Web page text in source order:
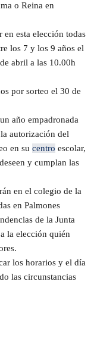
o Reina en
esta elección todas
los 7 y los 9 años el
abril a las 10.00h
por sorteo el 30 de
año empadronada
autorización del
en su centro escolar,
y cumplan las
en el colegio de la
en Palmones
de la Junta
la elección quién
los horarios y el día
las circunstancias